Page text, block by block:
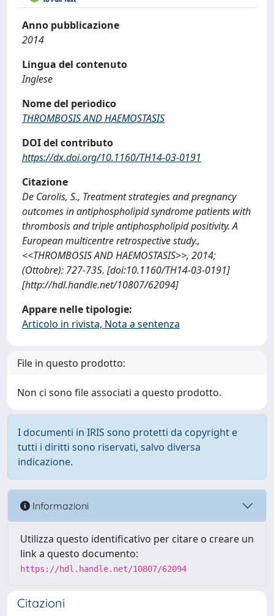
Anno pubblicazione
2014
Lingua del contenuto
Inglese
Nome del periodico
THROMBOSIS AND HAEMOSTASIS
DOI del contributo
https://dx.doi.org/10.1160/TH14-03-0191
Citazione
De Carolis, S., Treatment strategies and pregnancy
outcomes in antiphospholipid syndrome patients with
thrombosis and triple antiphospholipid positivity. A
European multicentre retrospective study.,
<<THROMBOSIS AND HAEMOSTASIS>>, 2014;
(Ottobre): 727-735. [doi:10.1160/TH14-03-0191]
[http://hdl.handle.net/10807/62094]
Appare nelle tipologie:
Articolo in rivista, Nota a sentenza
File in questo prodotto:
Non ci sono file associati a questo prodotto.
I documenti in IRIS sono protetti da copyright e
tutti i diritti sono riservati, salvo diversa
indicazione.
Informazioni
Utilizza questo identificativo per citare o creare un
link a questo documento:
https://hdl.handle.net/10807/62094
Citazioni